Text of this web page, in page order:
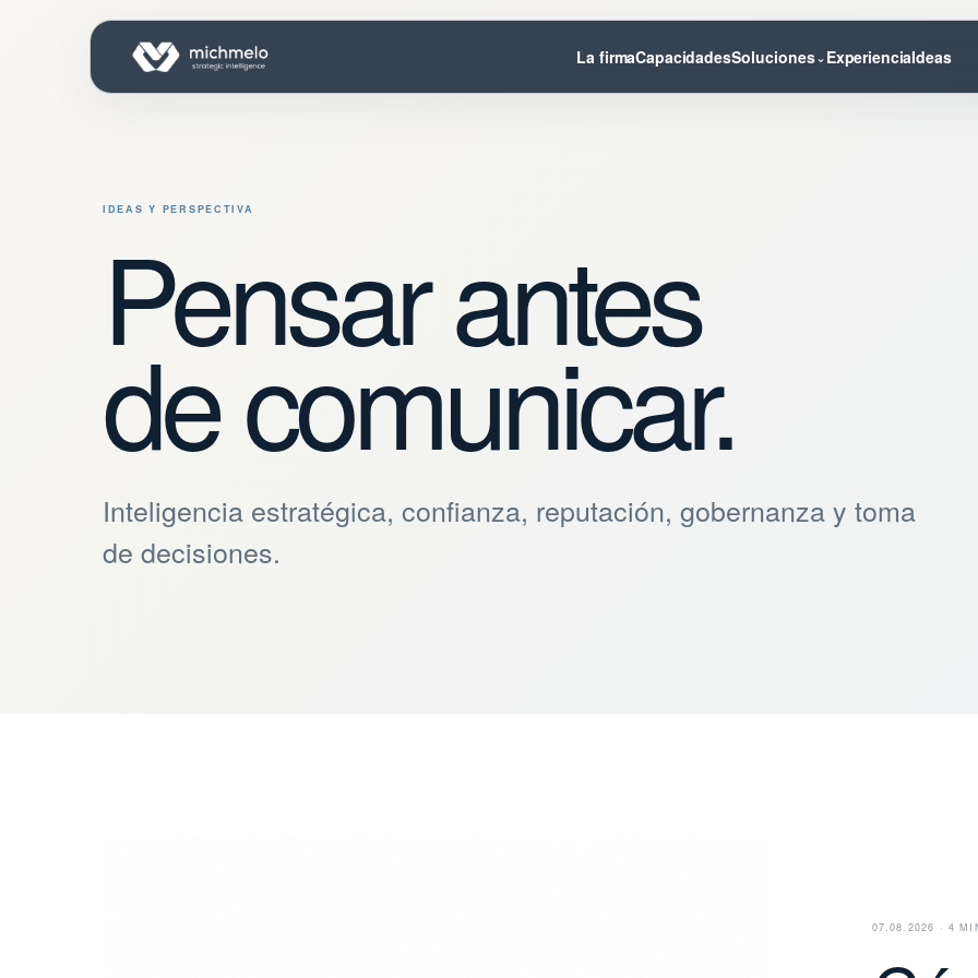
La firmaCapacidadesSoluciones⌄ExperienciaIdeas
IDEAS Y PERSPECTIVA
Pensar antes
de comunicar.
Inteligencia estratégica, confianza, reputación, gobernanza y toma
de decisiones.
07.08.2026 · 4